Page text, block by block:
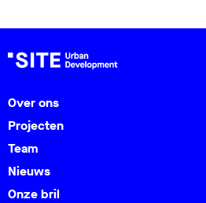
Over ons
Projecten
Team
Nieuws
Onze bril